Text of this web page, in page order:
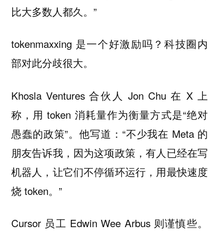
比大多数人都久。”
tokenmaxxing 是一个好激励吗？科技圈内
部对此分歧很大。
Khosla Ventures 合伙人 Jon Chu 在 X 上
称，用 token 消耗量作为衡量方式是“绝对
愚蠢的政策”。他写道：“不少我在 Meta 的
朋友告诉我，因为这项政策，有人已经在写
机器人，让它们不停循环运行，用最快速度
烧 token。”
Cursor 员工 Edwin Wee Arbus 则谨慎些。